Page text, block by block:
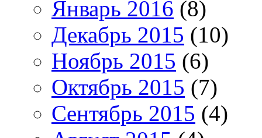
Январь 2016 (8)
Декабрь 2015 (10)
Ноябрь 2015 (6)
Октябрь 2015 (7)
Сентябрь 2015 (4)